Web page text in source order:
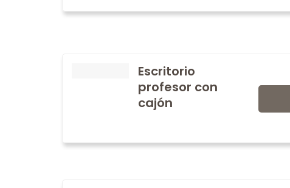
Escritorio
profesor con
cajón